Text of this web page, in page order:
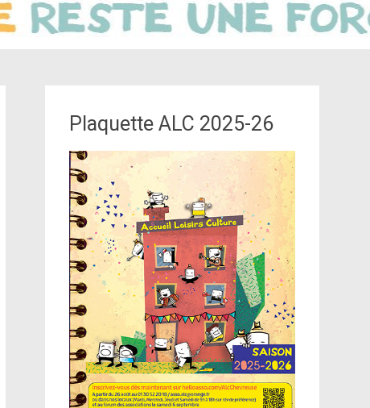
Plaquette ALC 2025-26